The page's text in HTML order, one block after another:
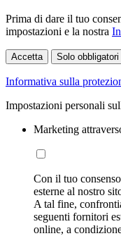
Prima di dare il tuo
impostazioni e la nostra
Accetta Solo obbligatori
Informativa sulla
Impostazioni personali
Marketing
Con il tuo
esterne al nostro
A tal fine,
seguenti fornitori
online, a